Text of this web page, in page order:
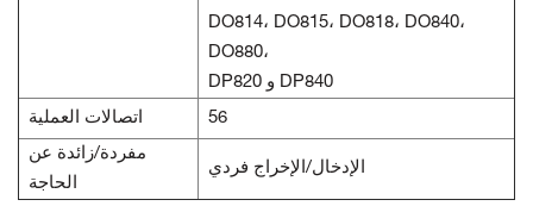
DO814، DO815، DO818، DO840،
DO880،
DP820 و DP840
اتصالات العملية 56
مفردة/زائدة عن
الحاجة
الإدخال/الإخراج فردي